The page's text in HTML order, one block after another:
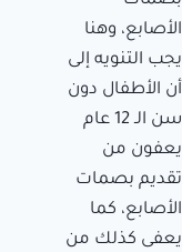
الأصابع، وهنا
يجب التنويه إلى
أن الأطفال دون
سن الـ 12 عام
يعفون من
تقديم بصمات
الأصابع، كما
يعفى كذلك من